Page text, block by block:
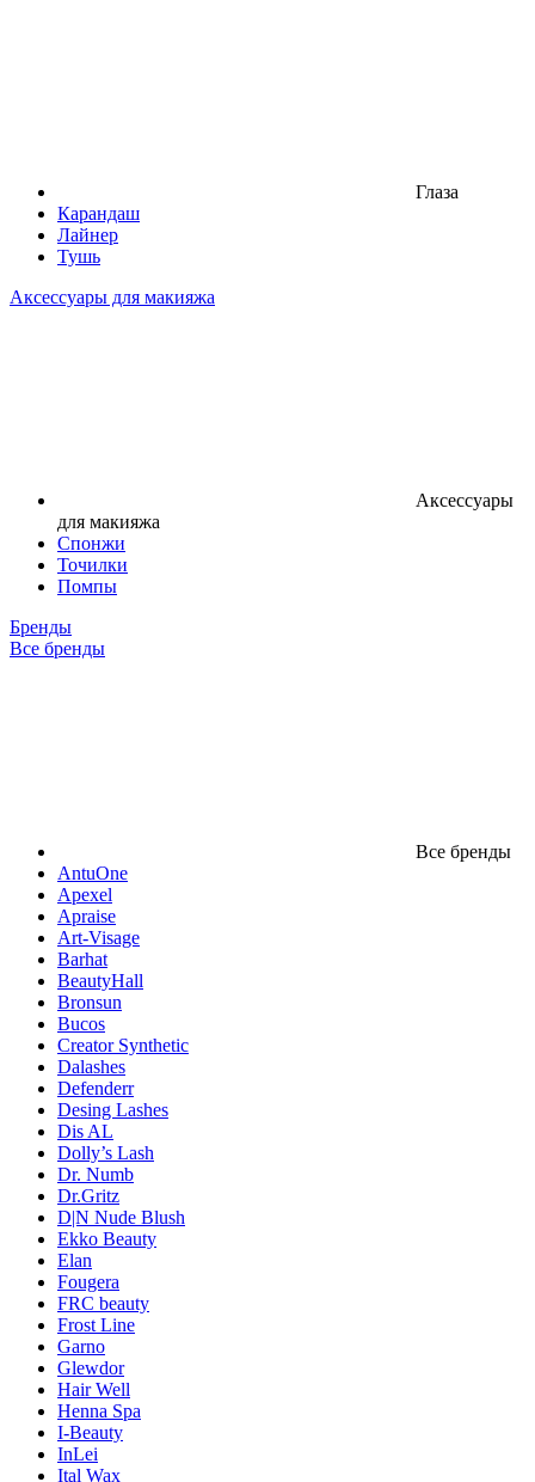
Глаза
Карандаш
Лайнер
Тушь
Аксессуары для макияжа
Аксессуары
для макияжа
Спонжи
Точилки
Помпы
Бренды
Все бренды
Все бренды
AntuOne
Apexel
Apraise
Art-Visage
Barhat
BeautyHall
Bronsun
Bucos
Creator Synthetic
Dalashes
Defenderr
Desing Lashes
Dis AL
Dolly’s Lash
Dr. Numb
Dr.Gritz
D|N Nude Blush
Ekko Beauty
Elan
Fougera
FRC beauty
Frost Line
Garno
Glewdor
Hair Well
Henna Spa
I-Beauty
InLei
Ital Wax